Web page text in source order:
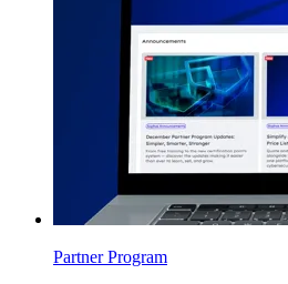
Partner Program